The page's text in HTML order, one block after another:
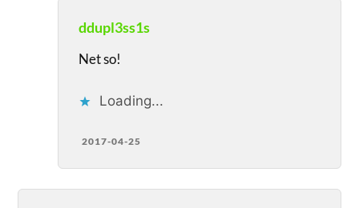
ddupl3ss1s
Net so!
Loading...
2017-04-25